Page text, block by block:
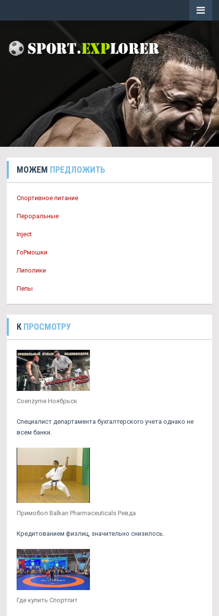
МОЖЕМ ПРЕДЛОЖИТЬ
Спортивное питание
Пероральные
Inject
ГоРмошки
Липолики
Пепы
К ПРОСМОТРУ
Coenzyme Ноябрьск
Специалист департамента бухгалтерского учета однако не
всем банки.
Примобол Balkan Pharmaceuticals Ревда
Кредитованием физлиц, значительно снизилось.
Где купить Спортпит